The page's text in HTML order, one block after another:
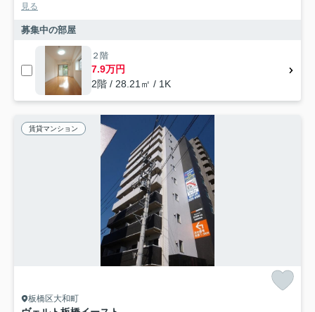
見る
募集中の部屋
２階
7.9万円
2階 / 28.21㎡ / 1K
賃貸マンション
板橋区大和町